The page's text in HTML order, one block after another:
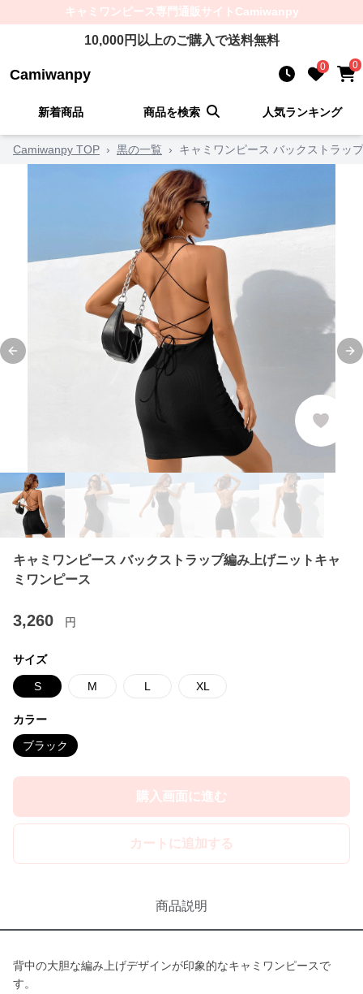
キャミワンピース専門通販サイト Camiwanpy
10,000円以上のご購入で送料無料
Camiwanpy 0 0
新着商品 商品を検索 人気ランキング
Camiwanpy TOP › 黒の一覧 › キャミワンピース バックストラッ
Previous slide
キャミワンピース バックストラップ編み上げニットキャ
ミワンピース
3,260 円
サイズ
S M L XL
カラー
ブラック
購入画面に進む
カートに追加する
商品説明
背中の大胆な編み上げデザインが印象的なキャミワンピースで
す。